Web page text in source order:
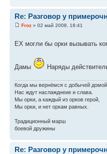
Re: Разговор у
Froz » 02 май 2008, 18:41
ЕХ могли бы орки вызывать
Дамы Наряды
Когда мы вернёмся с добычей домой,
Нас ждут наслажднеие и слава.
Мы орки, а каждый из орков герой,
Мы орки, и нет оркам равных.
Традиционный марш
боевой дружины
Re: Разговор у